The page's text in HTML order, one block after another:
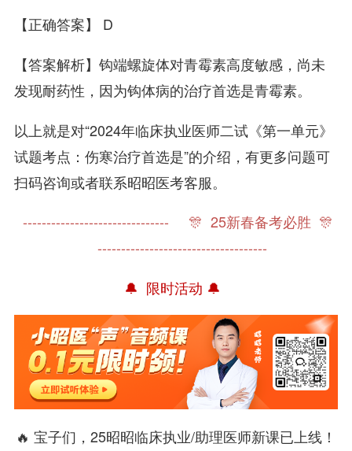
【正确答案】 D
【答案解析】钩端螺旋体对青霉素高度敏感，尚未
发现耐药性，因为钩体病的治疗首选是青霉素。
以上就是对“2024年临床执业医师二试《第一单元》
试题考点：伤寒治疗首选是”的介绍，有更多问题可
扫码咨询或者联系昭昭医考客服。
------------------------------- 🎊 25新春备考必胜 🎊
------------------------------------
🔔 限时活动 🔔
🔥 宝子们，25昭昭临床执业/助理医师新课已上线！